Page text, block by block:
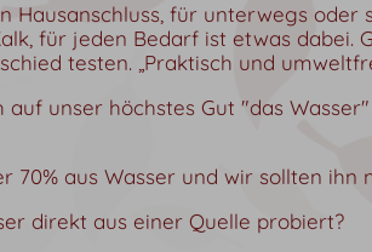
Hausanschluss, für unterwegs
für jeden Bedarf ist etwas dabei.
testen. „Praktisch und
unser höchstes Gut "das
70% aus Wasser und wir sollten
direkt aus einer Quelle probiert?